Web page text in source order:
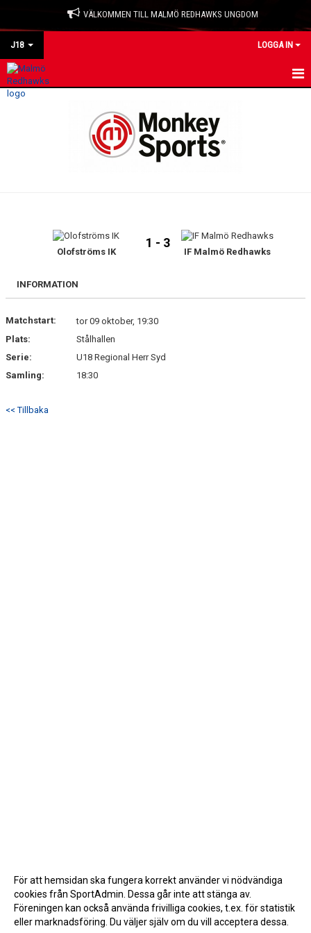
VÄLKOMMEN TILL MALMÖ REDHAWKS UNGDOM
J18 LOGGA IN
HEM
KONTAKT
Olofströms IK
1 - 3
IF Malmö Redhawks
INFORMATION
Matchstart:
tor 09 oktober, 19:30
Plats:
Stålhallen
Serie:
U18 Regional Herr Syd
Samling:
18:30
<< Tillbaka
För att hemsidan ska fungera korrekt använder vi nödvändiga
cookies från SportAdmin. Dessa går inte att stänga av.
Föreningen kan också använda frivilliga cookies, t.ex. för statistik
eller marknadsföring. Du väljer själv om du vill acceptera dessa.